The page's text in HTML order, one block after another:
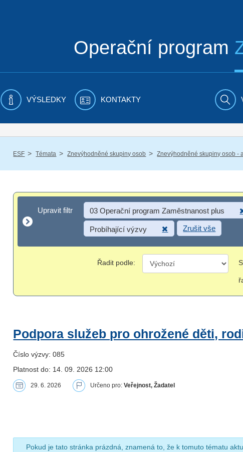
Operační program
VÝSLEDKY KONTAKTY
ESF / Témata / Znevýhodněné skupiny osob / Znevýhodněné skupiny osob -
Upravit filtr
Upravit filtr 03 Operační program Zaměstnanost plus
Probíhající výzvy Zrušit vše
Řadit podle:
Podpora služeb pro ohrožené děti,
Číslo výzvy: 085
Platnost do: 14. 09. 2026 12:00
29. 6. 2026 Určeno pro:Veřejnost, Žadatel
Pokud je tato stránka prázdná, znamená to, že k tomuto tématu